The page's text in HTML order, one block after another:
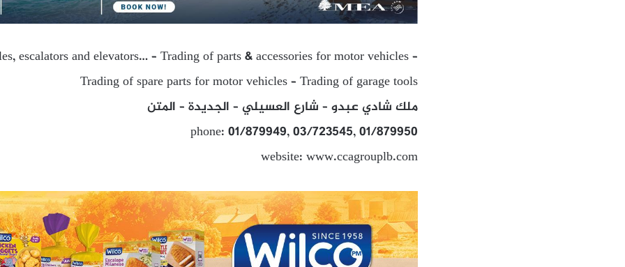
escalators and elevators… – Trading of parts & accessories for motor vehicles –
Trading of spare parts for motor vehicles – Trading of garage tools
ملك شادي عبدو – شارع العسيلي – الجديدة – المتن
phone: 01/879949, 03/723545, 01/879950
website: www.ccagrouplb.com